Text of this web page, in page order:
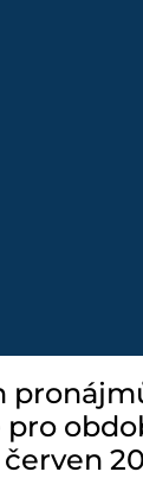
červen